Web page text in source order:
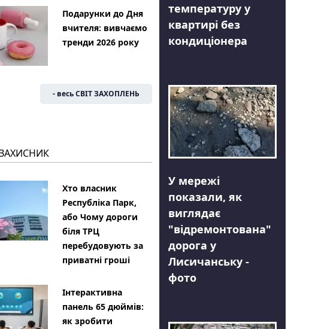
Подарунки до Дня
вчителя: вивчаємо
тренди 2026 року
- весь СВІТ ЗАХОПЛЕНЬ
Хто власник
Республіка Парк,
або Чому дороги
біля ТРЦ
перебудовують за
приватні гроші
Інтерактивна
панель 65 дюймів:
як зробити
температуру у
квартирі без
кондиціонера
У мережі
показали, як
виглядає
"відремонтована"
дорога у
Лисичанську -
фото